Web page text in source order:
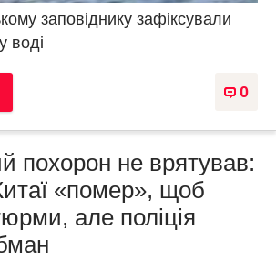
заповіднику зафіксували
воді
0
похорон не врятував:
«помер», щоб
але поліція